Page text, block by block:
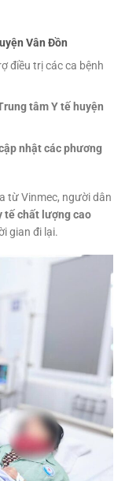
Vân Đồn
điều trị các ca bệnh
tâm Y tế huyện
nhật các phương
từ Vinmec, người dân
tế chất lượng cao
gian đi lại.